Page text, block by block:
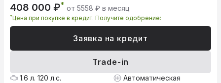
408 000 ₽* от 5558 ₽ в месяц
*Цена при покупке в кредит. Получите одобрение:
Заявка на кредит
Trade-in
1.6 л. 120 л.с.
Автоматическая